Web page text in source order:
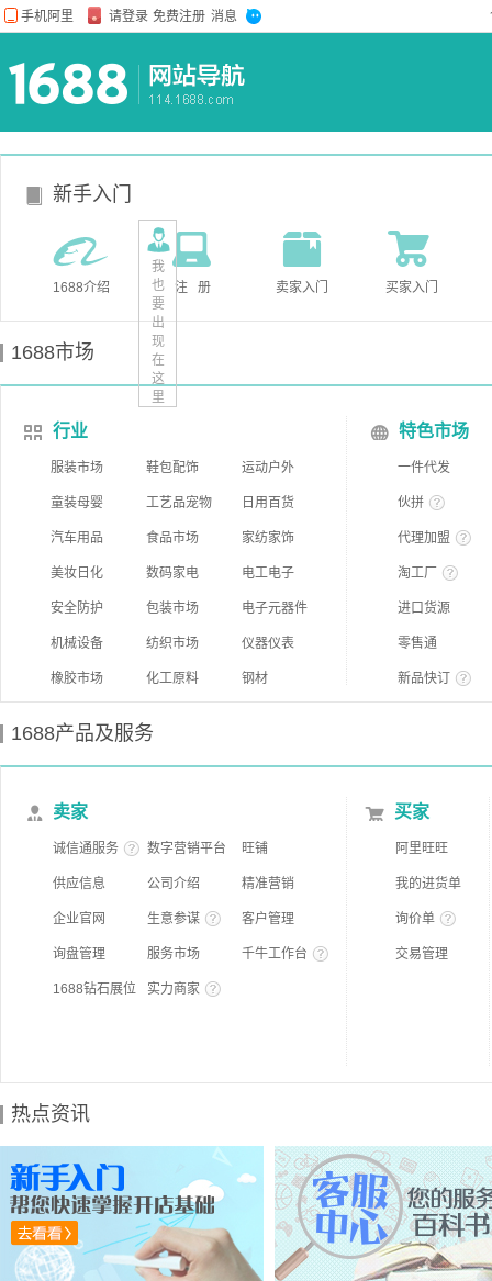
新手入门
1688介绍 注 册 卖家入门 买家入门
1688市场
行业
服装市场 鞋包配饰 运动户外
童装母婴 工艺品宠物 日用百货
汽车用品 食品市场 家纺家饰
美妆日化 数码家电 电工电子
安全防护 包装市场 电子元器件
机械设备 纺织市场 仪器仪表
橡胶市场 化工原料 钢材
特色市场
一件代发
伙拼
代理加盟
淘工厂
进口货源
零售通
新品快订
1688产品及服务
卖家
诚信通服务 数字营销平台 旺铺
供应信息 公司介绍 精准营销
企业官网 生意参谋 客户管理
询盘管理 服务市场 千牛工作台
1688钻石展位 实力商家
买家
阿里旺旺
我的进货单
询价单
交易管理
热点资讯
我
也
要
出
现
在
这
里